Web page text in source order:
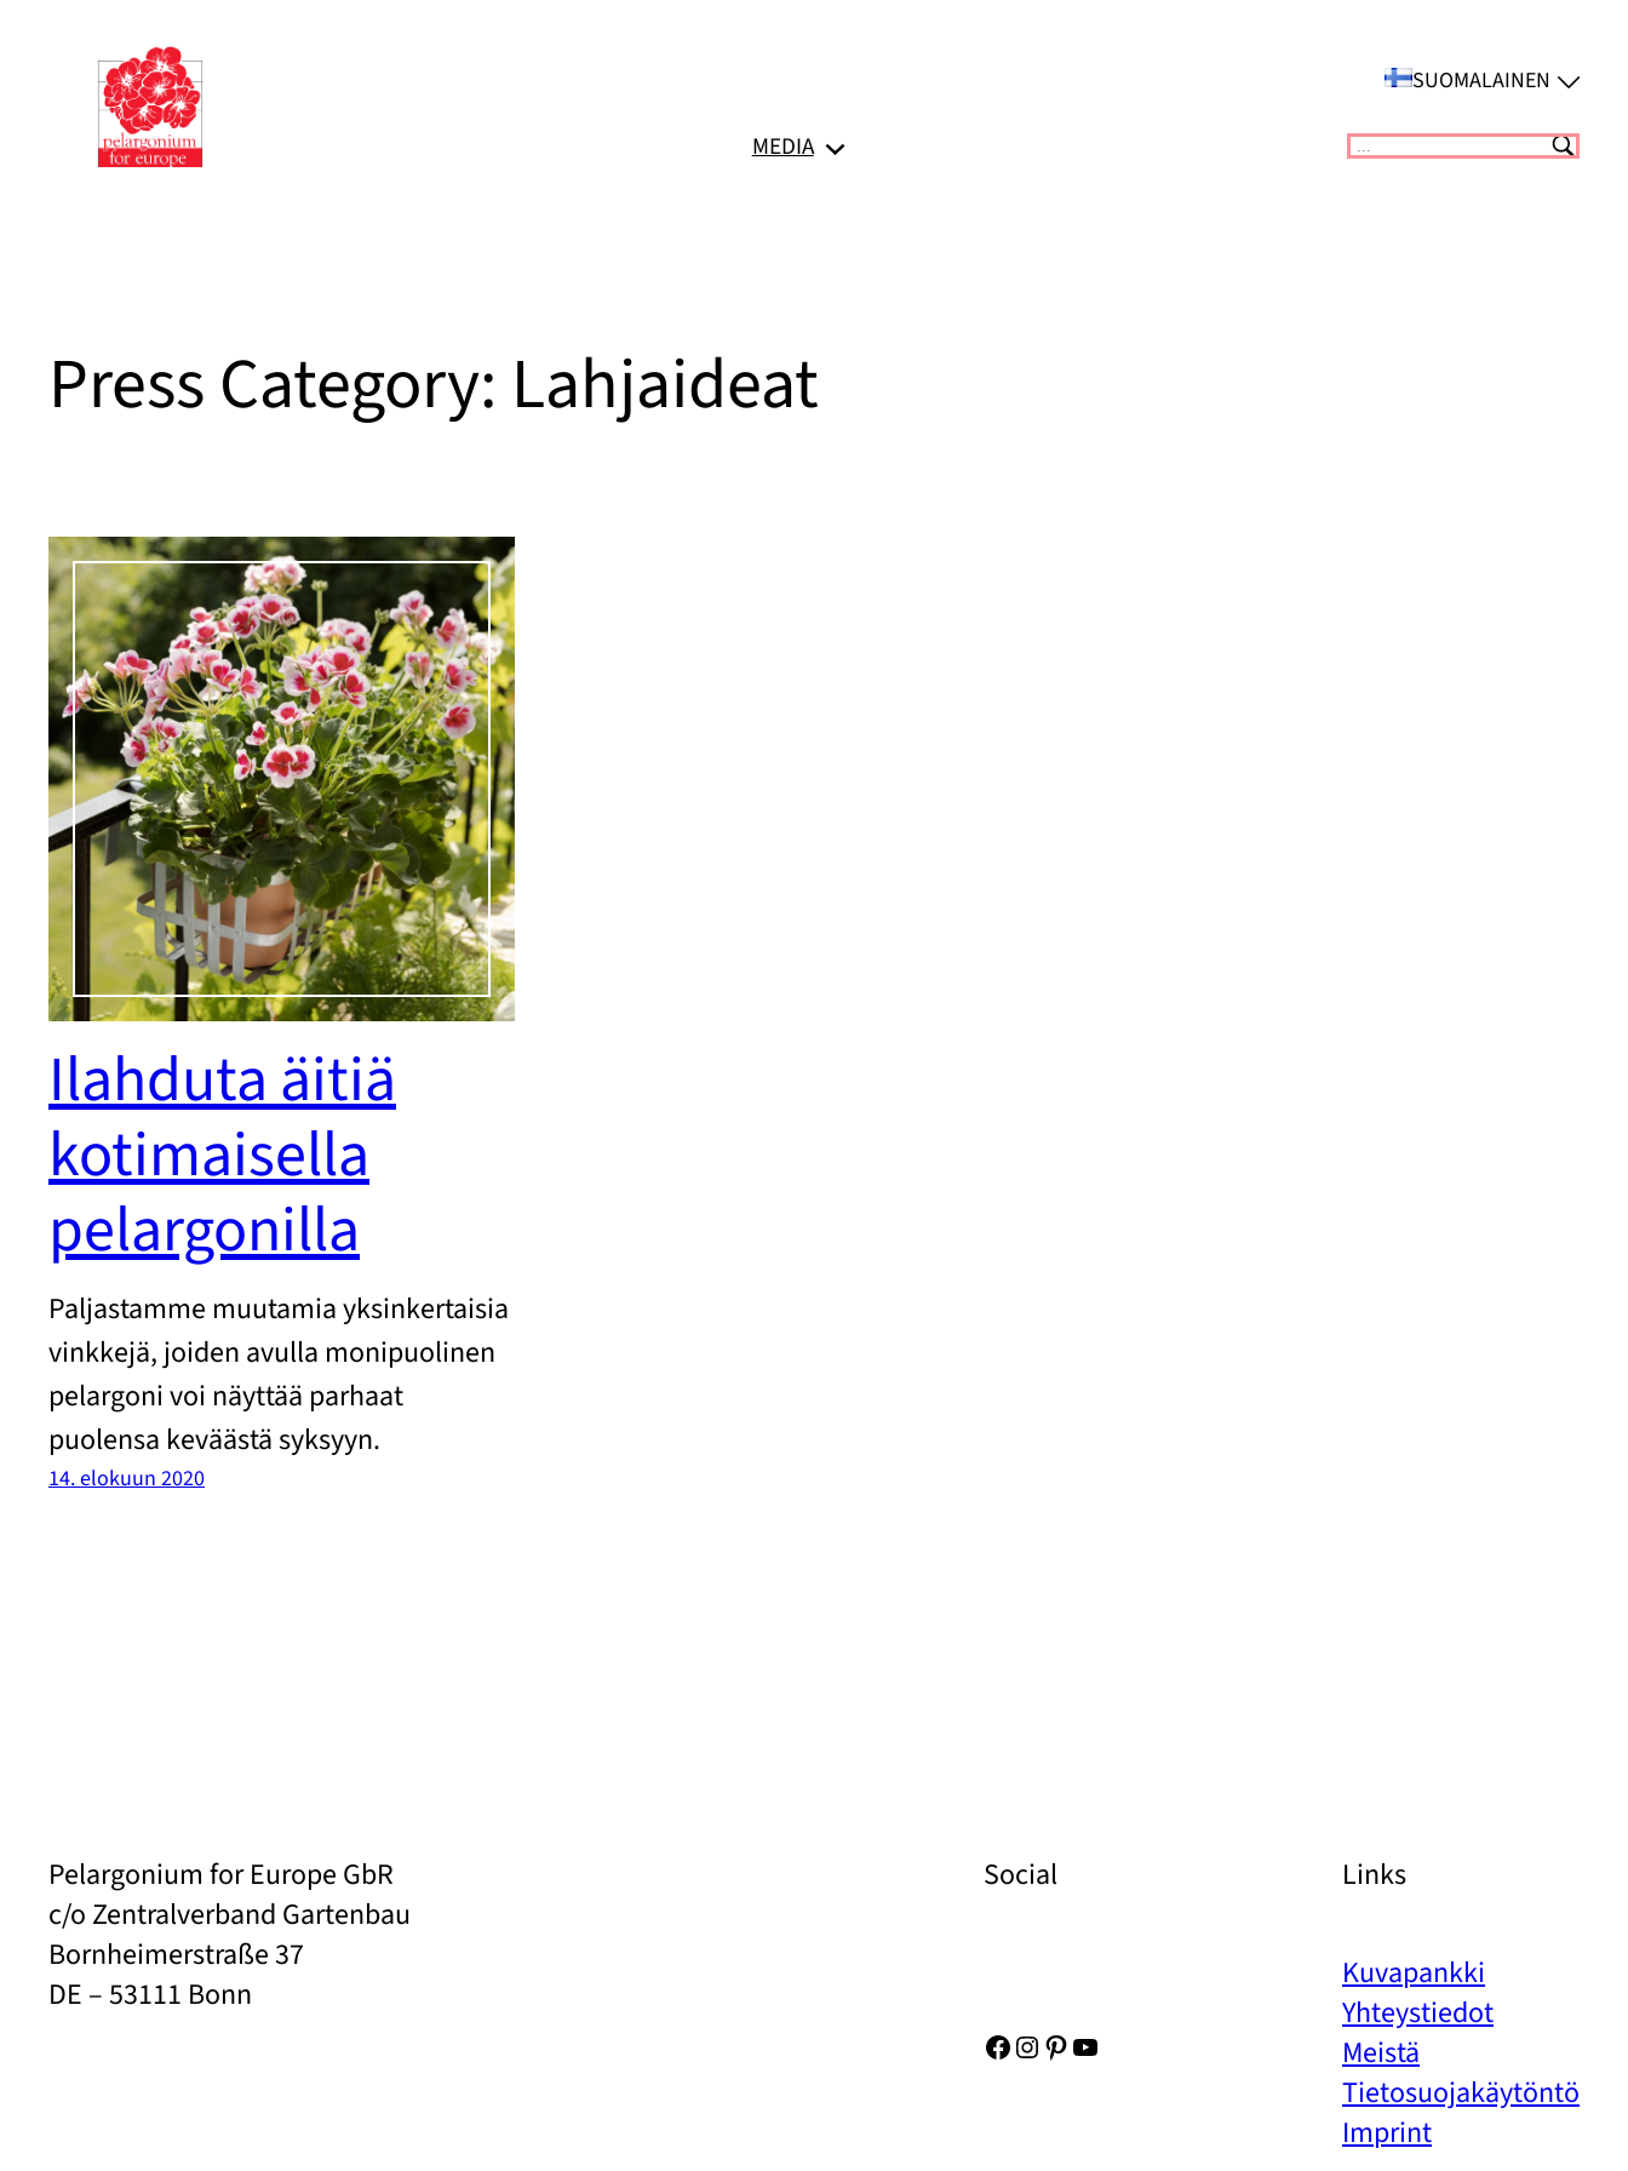
SUOMALAINEN
MEDIA Suchen
Press Category: Lahjaideat
Ilahduta äitiä
kotimaisella
pelargonilla
Paljastamme muutamia yksinkertaisia
vinkkejä, joiden avulla monipuolinen
pelargoni voi näyttää parhaat
puolensa keväästä syksyyn.
14. elokuun 2020
Pelargonium for Europe GbR
c/o Zentralverband Gartenbau
Bornheimerstraße 37
DE – 53111 Bonn
Social
Facebook
Instagram
Pinterest
YouTube
Links
Kuvapankki
Yhteystiedot
Meistä
Tietosuojakäytöntö
Imprint